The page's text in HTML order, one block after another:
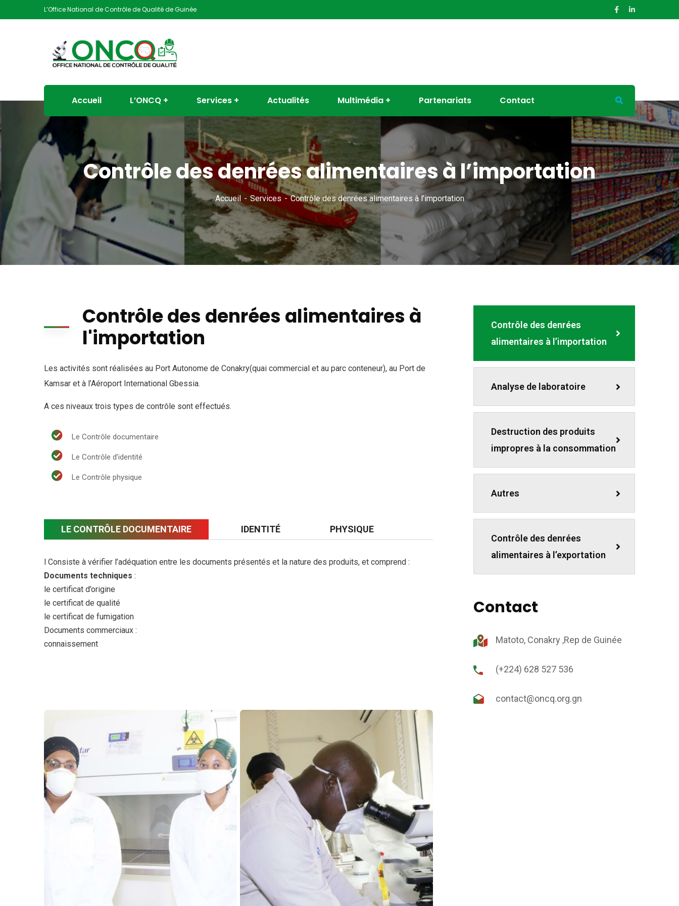
L’Office National de Contrôle de Qualité de Guinée
Accueil L’ONCQ Services Actualités Multimédia Partenariats Contact
Contrôle des denrées alimentaires à l’importation
Accueil Services Contrôle des denrées alimentaires à l’importation
Contrôle des denrées alimentaires à
l'importation
Les activités sont réalisées au Port Autonome de Conakry(quai commercial et au parc conteneur), au Port de
Kamsar et à l’Aéroport International Gbessia.
A ces niveaux trois types de contrôle sont effectués.
Le Contrôle documentaire
Le Contrôle d’identité
Le Contrôle physique
LE CONTRÔLE DOCUMENTAIRE IDENTITÉ PHYSIQUE
l Consiste à vérifier l’adéquation entre les documents présentés et la nature des produits, et comprend :
Documents techniques :
le certificat d’origine
le certificat de qualité
le certificat de fumigation
Documents commerciaux :
connaissement
Contrôle des denrées
alimentaires à l’importation
Analyse de laboratoire
Destruction des produits
impropres à la consommation
Autres
Contrôle des denrées
alimentaires à l’exportation
Contact
Matoto, Conakry ,Rep de Guinée
(+224) 628 527 536
contact@oncq.org.gn